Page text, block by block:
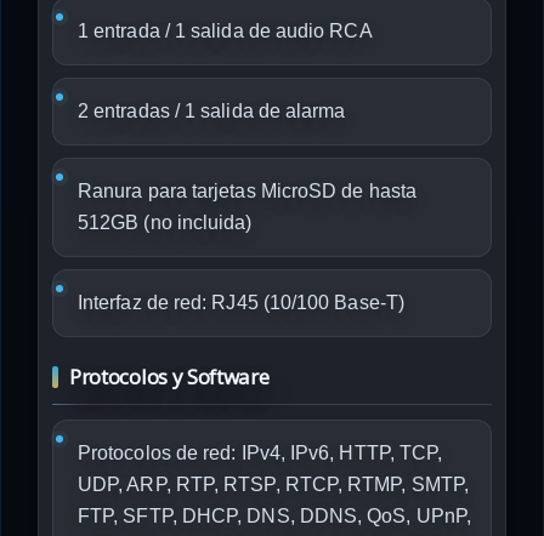
1 entrada / 1 salida de audio RCA
2 entradas / 1 salida de alarma
Ranura para tarjetas MicroSD de hasta
512GB (no incluida)
Interfaz de red: RJ45 (10/100 Base-T)
Protocolos y Software
Protocolos de red: IPv4, IPv6, HTTP, TCP,
UDP, ARP, RTP, RTSP, RTCP, RTMP, SMTP,
FTP, SFTP, DHCP, DNS, DDNS, QoS, UPnP,